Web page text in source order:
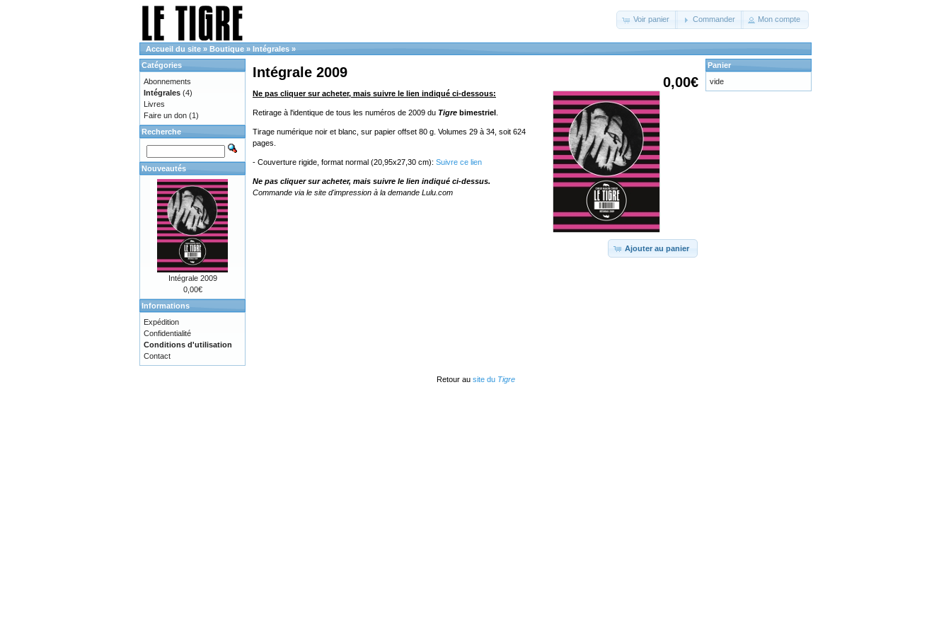
Voir panier Commander Mon compte
Accueil du site » Boutique » Intégrales »
0,00€
Intégrale 2009
Ne pas cliquer sur acheter, mais suivre le lien indiqué ci-dessous:
Retirage à l'identique de tous les numéros de 2009 du Tigre bimestriel
Tirage numérique noir et blanc, sur papier offset 80 g. Volumes 29 à 34, soit 624
pages.
- Couverture rigide, format normal (20,95x27,30 cm): Suivre ce lien
Ne pas cliquer sur acheter, mais suivre le lien indiqué ci-dessus.
Commande via le site d'impression à la demande Lulu.com
Ajouter au panier
Catégories
Abonnements
Intégrales (4)
Livres
Faire un don (1)
Recherche
Nouveautés
Intégrale 2009
0,00€
Informations
Expédition
Confidentialité
Conditions d'utilisation
Contact
Panier
vide
Retour au site du Tigre